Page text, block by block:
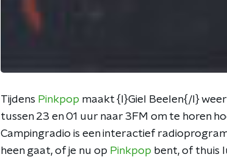
Tijdens Pinkpop maakt {l}Giel Beelen{/l}
tussen 23 en 01 uur naar 3FM om te horen
Campingradio is een interactief
heen gaat, of je nu op Pinkpop bent, of thuis